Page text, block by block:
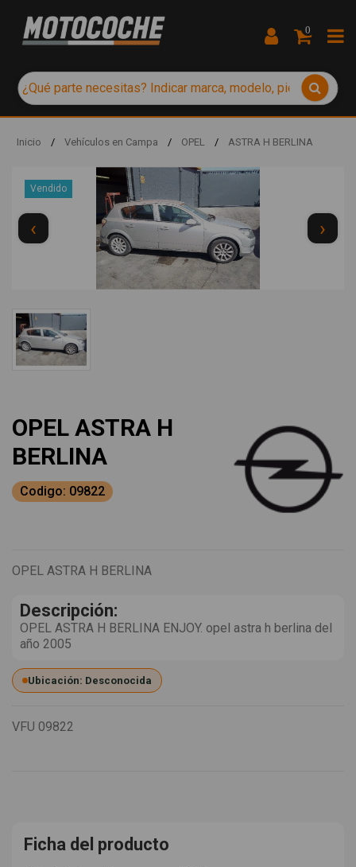
0
Inicio / Vehículos en Campa / OPEL / ASTRA H BERLINA
Vendido
‹ ›
OPEL ASTRA H
BERLINA
Codigo: 09822
OPEL ASTRA H BERLINA
Descripción:
OPEL ASTRA H BERLINA ENJOY. opel astra h berlina del
año 2005
Ubicación: Desconocida
VFU 09822
Ficha del producto